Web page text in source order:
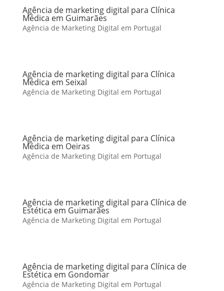
Agência de marketing digital para Clínica
Médica em Guimarães
Agência de Marketing Digital em Portugal
Agência de marketing digital para Clínica
Médica em Seixal
Agência de Marketing Digital em Portugal
Agência de marketing digital para Clínica
Médica em Oeiras
Agência de Marketing Digital em Portugal
Agência de marketing digital para Clínica de
Estética em Guimarães
Agência de Marketing Digital em Portugal
Agência de marketing digital para Clínica de
Estética em Gondomar
Agência de Marketing Digital em Portugal